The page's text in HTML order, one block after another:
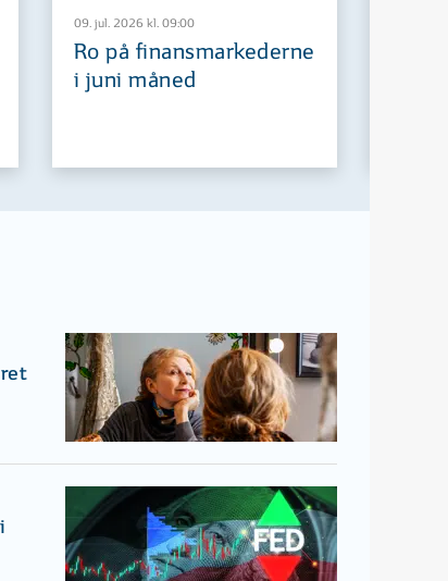
09. jul. 2026 kl. 09:00
Ro på finansmarkederne
i juni måned